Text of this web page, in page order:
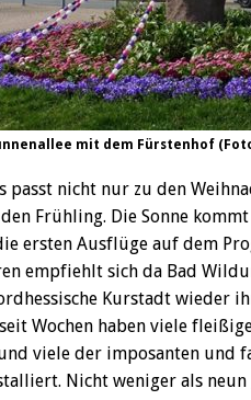
mit dem Fürstenhof
passt nicht nur zu den
Frühling. Die Sonne
ersten Ausflüge auf dem
empfiehlt sich da Bad
Kurstadt wieder
Wochen haben viele
viele der imposanten und
Nicht weniger als